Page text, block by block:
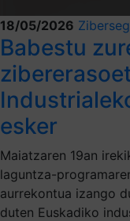
18/05/2026
Babestu
esker
Maiatzaren 19an
laguntza-
aurrekontua izango
duten Euskadiko